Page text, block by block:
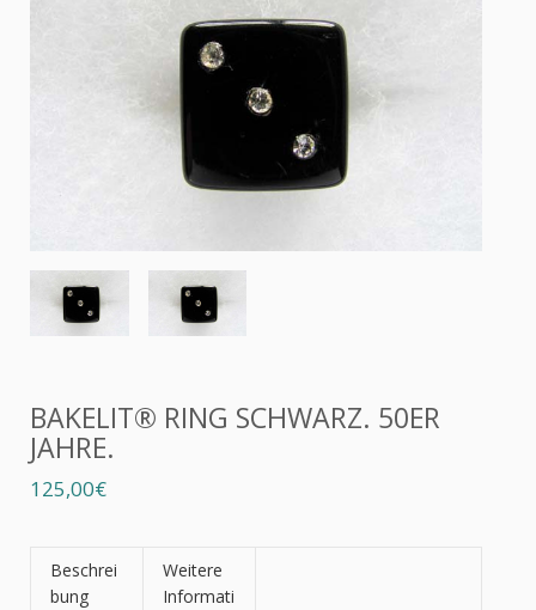
BAKELIT® RING SCHWARZ. 50ER
JAHRE.
125,00€
Beschrei
bung
Weitere
Informati